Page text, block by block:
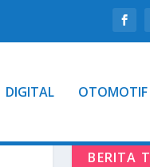
DIGITAL OTOMOTIF
BERITA